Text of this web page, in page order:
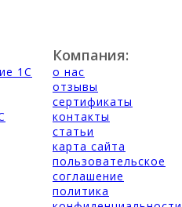
1С
Компания:
о нас
отзывы
сертификаты
контакты
статьи
карта сайта
пользовательское
соглашение
политика